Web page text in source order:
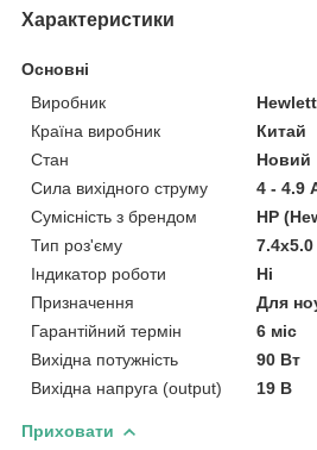
Характеристики
Основні
Виробник
Країна виробник
Китай
Стан
Новий
Сила вихідного струму
4 - 4.9
Сумісність з брендом
HP
Тип роз'єму
Індикатор роботи
Ні
Призначення
Для
Гарантійний термін
6 міс
Вихідна потужність
90 Вт
Вихідна напруга (output)
19 В
Приховати